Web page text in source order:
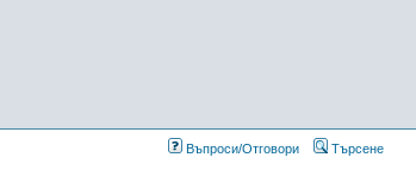
Въпроси/Отговори Търсене